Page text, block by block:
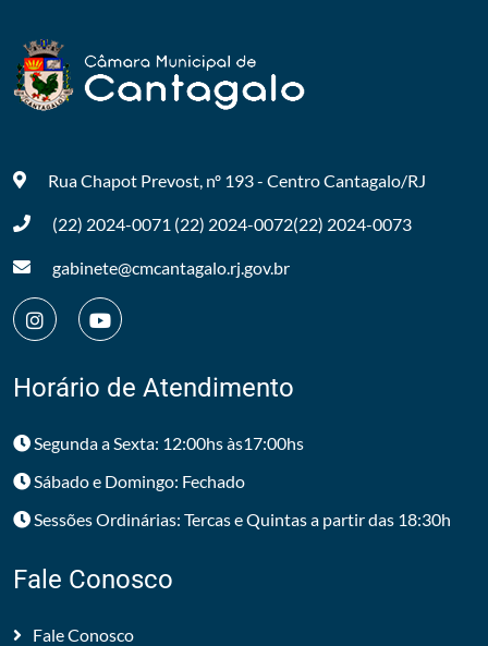
Rua Chapot Prevost, nº 193 - CentroCantagalo/RJ
(22) 2024-0071 (22) 2024-0072(22) 2024-0073
gabinete@cmcantagalo.rj.gov.br
Horário de Atendimento
Segunda a Sexta: 12:00hs às17:00hs
Sábado e Domingo: Fechado
Sessões Ordinárias: Tercas e Quintas a partir das 18:30h
Fale Conosco
Fale Conosco